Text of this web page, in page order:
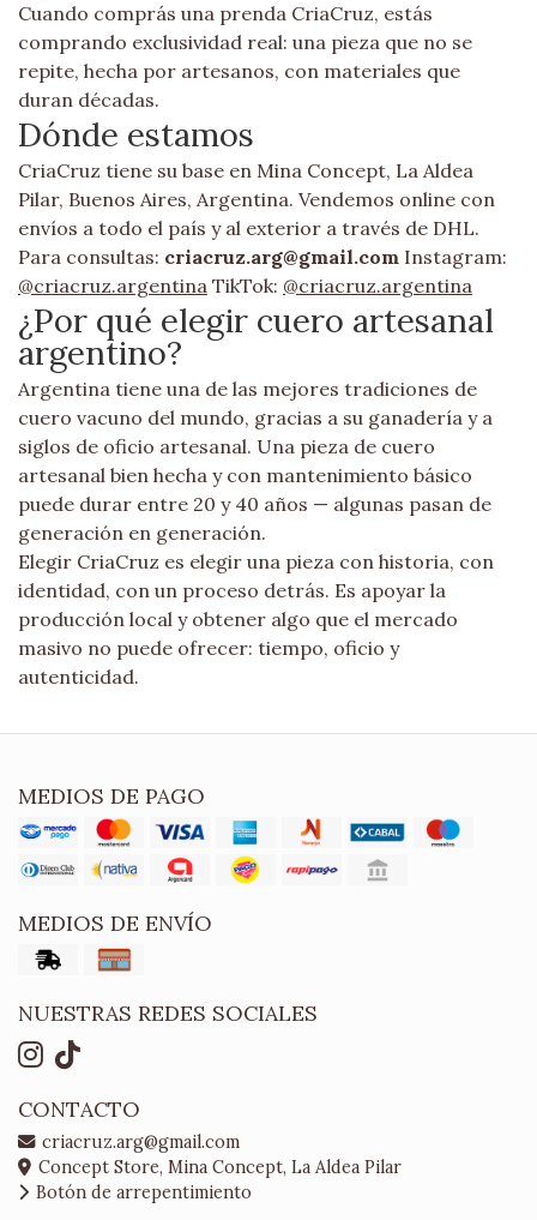
Cuando comprás una prenda CriaCruz, estás
comprando exclusividad real: una pieza que no se
repite, hecha por artesanos, con materiales que
duran décadas.
Dónde estamos
CriaCruz tiene su base en Mina Concept, La Aldea
Pilar, Buenos Aires, Argentina. Vendemos online con
envíos a todo el país y al exterior a través de DHL.
Para consultas: criacruz.arg@gmail.com Instagram:
@criacruz.argentina TikTok: @criacruz.argentina
¿Por qué elegir cuero artesanal
argentino?
Argentina tiene una de las mejores tradiciones de
cuero vacuno del mundo, gracias a su ganadería y a
siglos de oficio artesanal. Una pieza de cuero
artesanal bien hecha y con mantenimiento básico
puede durar entre 20 y 40 años — algunas pasan de
generación en generación.
Elegir CriaCruz es elegir una pieza con historia, con
identidad, con un proceso detrás. Es apoyar la
producción local y obtener algo que el mercado
masivo no puede ofrecer: tiempo, oficio y
autenticidad.
MEDIOS DE PAGO
MEDIOS DE ENVÍO
NUESTRAS REDES SOCIALES
CONTACTO
criacruz.arg@gmail.com
Concept Store, Mina Concept, La Aldea Pilar
Botón de arrepentimiento